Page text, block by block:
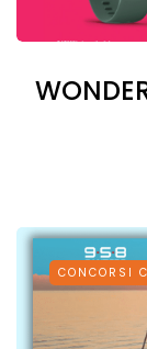
CONCORSI